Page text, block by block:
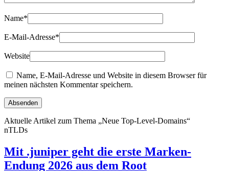
Name*
E-Mail-Adresse*
Website
Name, E-Mail-Adresse und Website in diesem Browser für
meinen nächsten Kommentar speichern.
Aktuelle Artikel zum Thema „Neue Top-Level-Domains“
nTLDs
Mit .juniper geht die erste Marken-
Endung 2026 aus dem Root